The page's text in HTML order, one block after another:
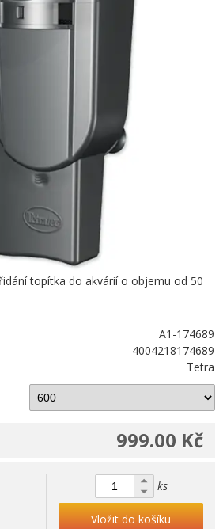
topítka do akvárií o objemu od 50
A1-174689
4004218174689
Tetra
999.00 Kč
ks
Vložit do košíku